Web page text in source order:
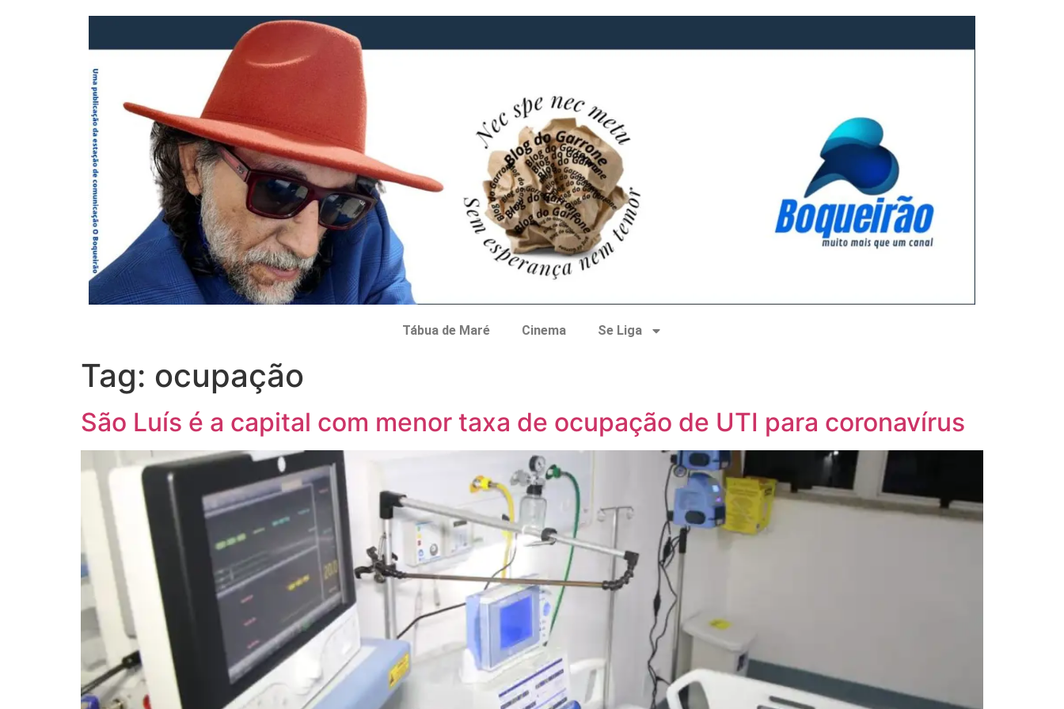
Tábua de Maré Cinema Se Liga
Tag: ocupação
São Luís é a capital com menor taxa de ocupação de UTI para coronavírus